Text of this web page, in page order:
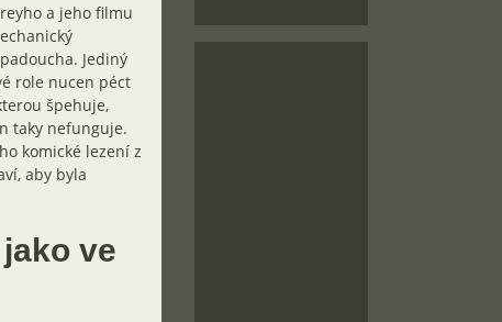
a jeho filmu
Jediný
role nucen péct
špehuje,
taky nefunguje.
komické lezení z
aby byla
ve